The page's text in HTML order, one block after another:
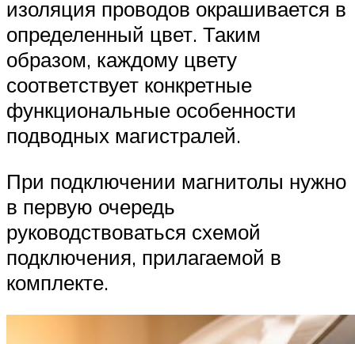
изоляция проводов окрашивается в
определенный цвет. Таким
образом, каждому цвету
соответствует конкретные
функциональные особенности
подводных магистралей.
При подключении магнитолы нужно
в первую очередь
руководствоваться схемой
подключения, прилагаемой в
комплекте.